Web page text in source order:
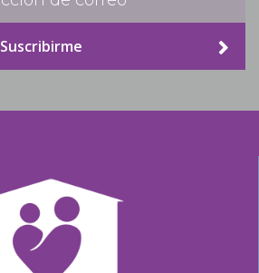
Suscribirme